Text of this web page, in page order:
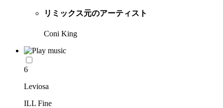
リミックス元のアーティスト
Coni King
6
Leviosa
ILL Fine